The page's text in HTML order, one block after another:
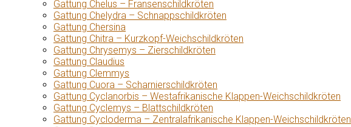
Gattung Chelus – Fransenschildkröten
Gattung Chelydra – Schnappschildkröten
Gattung Chersina
Gattung Chitra – Kurzkopf-Weichschildkröten
Gattung Chrysemys – Zierschildkröten
Gattung Claudius
Gattung Clemmys
Gattung Cuora – Scharnierschildkröten
Gattung Cyclanorbis – Westafrikanische Klappen-Weichschildkröten
Gattung Cyclemys – Blattschildkröten
Gattung Cycloderma – Zentralafrikanische Klappen-Weichschildkröten